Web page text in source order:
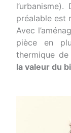
préalable est
Avec
pièce en
thermique
la valeur du